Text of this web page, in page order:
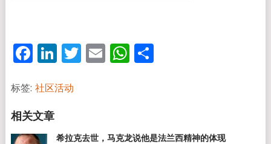
Facebook
LinkedIn
Twitter
EmailWhatsApp
分
标签: 社区活动
希拉克去世，马克龙说他是法兰西精神的体现